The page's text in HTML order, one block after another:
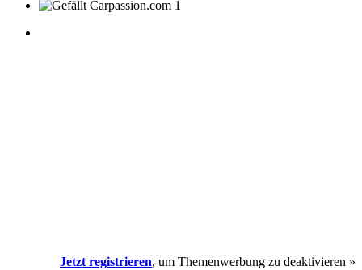
1
Jetzt registrieren, um Themenwerbung zu deaktivieren »